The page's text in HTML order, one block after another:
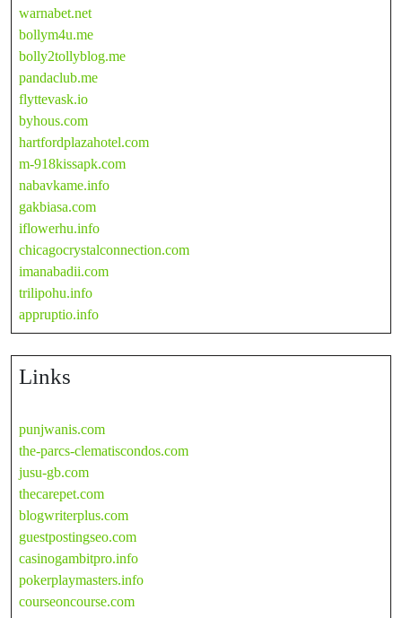
warnabet.net
bollym4u.me
bolly2tollyblog.me
pandaclub.me
flyttevask.io
byhous.com
hartfordplazahotel.com
m-918kissapk.com
nabavkame.info
gakbiasa.com
iflowerhu.info
chicagocrystalconnection.com
imanabadii.com
trilipohu.info
appruptio.info
Links
punjwanis.com
the-parcs-clematiscondos.com
jusu-gb.com
thecarepet.com
blogwriterplus.com
guestpostingseo.com
casinogambitpro.info
pokerplaymasters.info
courseoncourse.com